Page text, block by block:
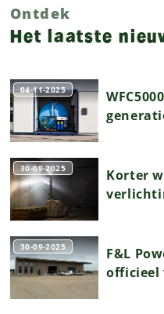
Ontdek
Het laatste
04-11-2025
30-09-2025
Korter
30-09-2025
F&L
officieel